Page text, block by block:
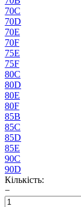
70C
70D
70E
70F
75E
75F
80C
80D
80E
80F
85B
85C
85D
85E
90C
90D
Кількість:
−